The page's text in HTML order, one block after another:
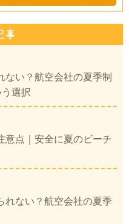
ない？航空会社の夏季制
選択
意点｜安全に夏のビーチ
れない？航空会社の夏季